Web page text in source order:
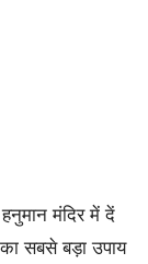
हनुमान मंदिर में दें
सबसे बड़ा उपाय